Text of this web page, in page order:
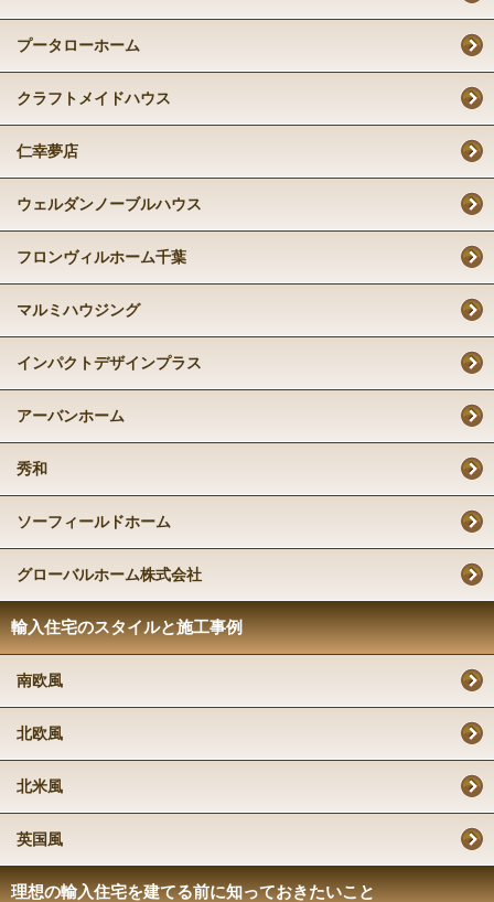
プータローホーム
クラフトメイドハウス
仁幸夢店
ウェルダンノーブルハウス
フロンヴィルホーム千葉
マルミハウジング
インパクトデザインプラス
アーバンホーム
秀和
ソーフィールドホーム
グローバルホーム株式会社
輸入住宅のスタイルと施工事例
南欧風
北欧風
北米風
英国風
理想の輸入住宅を建てる前に知っておきたいこと